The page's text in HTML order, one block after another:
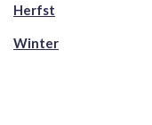
Herfst
Winter